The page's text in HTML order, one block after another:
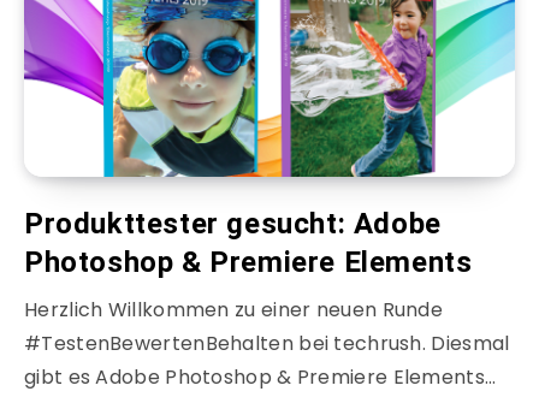
Produkttester gesucht: Adobe
Photoshop & Premiere Elements
Herzlich Willkommen zu einer neuen Runde
#TestenBewertenBehalten bei techrush. Diesmal
gibt es Adobe Photoshop & Premiere Elements…